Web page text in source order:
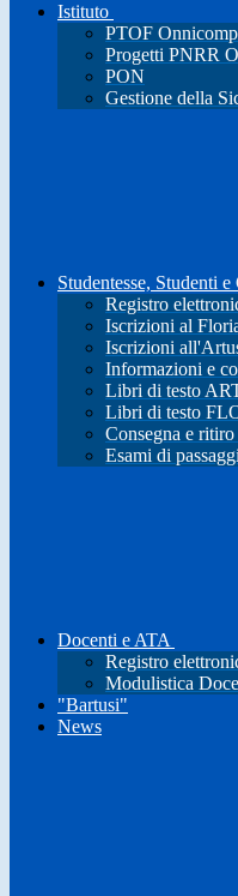
Istituto
PTOF
Progetti PNRR
PON
Gestione della
Studentesse, Studenti
Registro
Iscrizioni al
Iscrizioni
Informazioni e
Libri di testo
Libri di testo
Consegna e
Esami di
Docenti e ATA
Registro
Modulistica
"Bartusi"
News